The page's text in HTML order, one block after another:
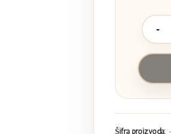
Suknja
količina
Šifra proizvoda: -